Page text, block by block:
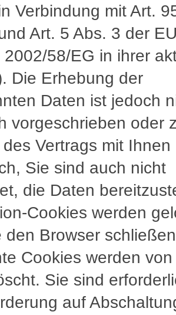
Verbindung mit Art.
Art. 5 Abs. 3 der
2002/58/EG in ihrer
Die Erhebung der
Daten ist jedoch
vorgeschrieben oder
Vertrags mit Ihnen
Sie sind auch nicht
die Daten
Cookies werden
den Browser
Cookies werden
Sie sind
auf